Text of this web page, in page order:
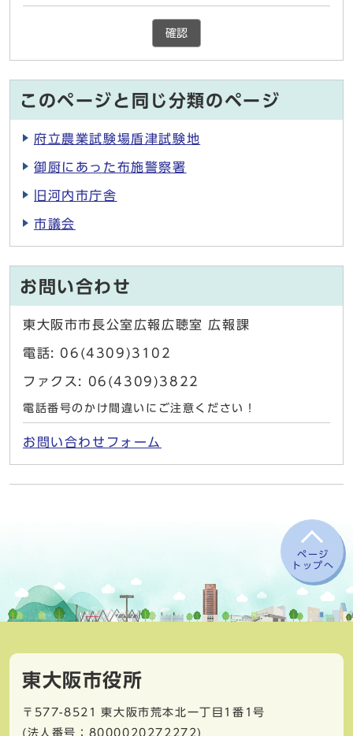
確認
このページと同じ分類のページ
府立農業試験場盾津試験地
御厨にあった布施警察署
旧河内市庁舎
市議会
お問い合わせ
東大阪市市長公室広報広聴室 広報課
電話: 06(4309)3102
ファクス: 06(4309)3822
電話番号のかけ間違いにご注意ください！
お問い合わせフォーム
ページ
トップへ
東大阪市役所
〒577-8521
東大阪市荒本北一丁目1番1号
(法人番号：8000020272272)